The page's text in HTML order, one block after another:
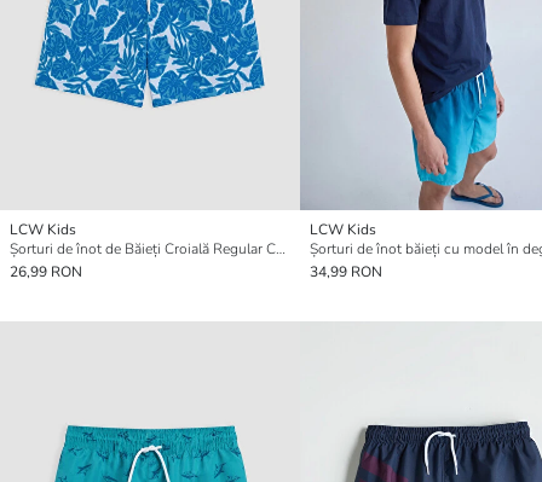
LCW Kids
Șorturi de înot de Băieți Croială Regular Cu model
26,99 RON
LCW Kids
Șorturi de înot băieți cu model în
34,99 RON